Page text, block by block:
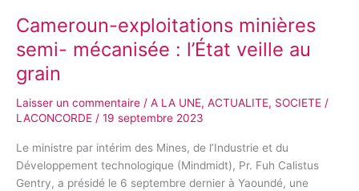
Cameroun-exploitations minières
semi- mécanisée : l’État veille au
grain
Laisser un commentaire / A LA UNE, ACTUALITE, SOCIETE /
LACONCORDE / 19 septembre 2023
Le ministre par intérim des Mines, de l’Industrie et du
Développement technologique (Mindmidt), Pr. Fuh Calistus
Gentry, a présidé le 6 septembre dernier à Yaoundé, une